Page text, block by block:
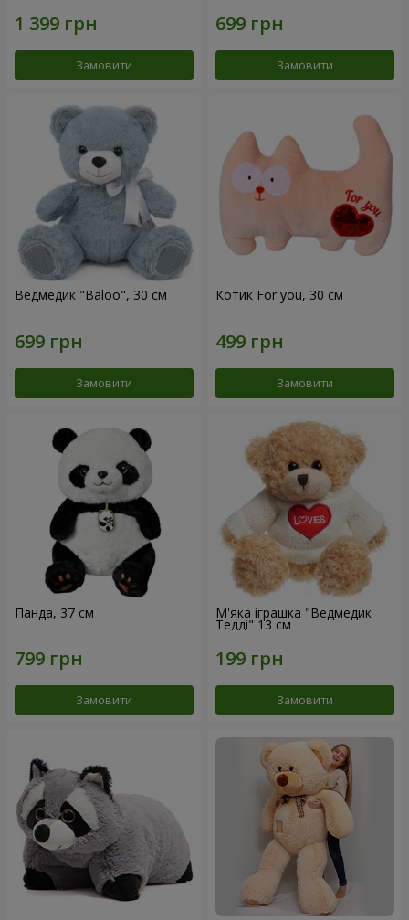
Замовити Замовити
Ведмедик "Baloo", 30 см
Замовити
Котик For you, 30 см
Замовити
Панда, 37 см
Замовити
М'яка іграшка "Ведмедик
Тедді" 13 см
Замовити